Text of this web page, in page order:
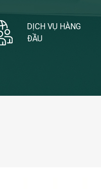
DỊCH VỤ HÀNG
ĐẦU